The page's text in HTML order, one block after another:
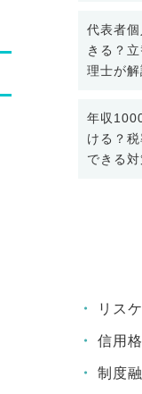
代表者
きる？
理士が解
年収
ける？
できる対
リス
信用
制度